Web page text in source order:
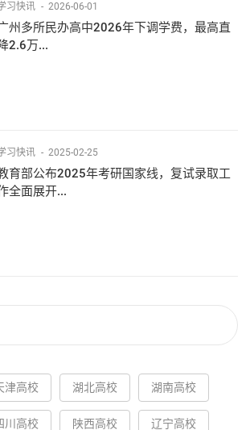
习快讯 - 2026-06-01
州多所民办高中2026年下调学费，最高直
2.6万...
习快讯 - 2025-02-25
育部公布2025年考研国家线，复试录取工
全面展开...
津高校 湖北高校 湖南高校
川高校 陕西高校 辽宁高校